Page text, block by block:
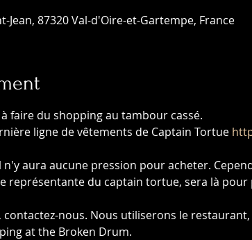
Jean, 87320 Val-d'Oire-et-Gartempe, France
faire du shopping au tambour cassé.
ligne de vêtements de Captain Tortue
aura aucune pression pour acheter.
représentante du captain tortue, sera là
nous. Nous utiliserons le
at the Broken Drum.